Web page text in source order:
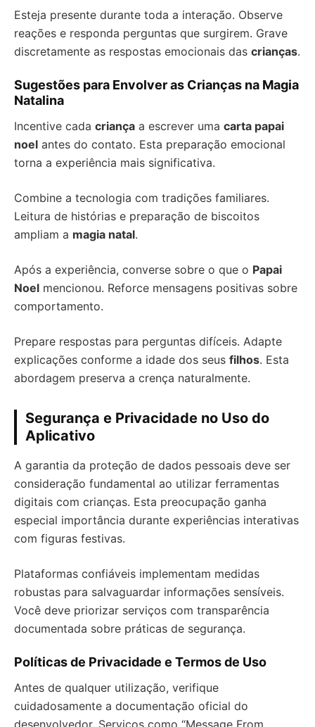
Esteja presente durante toda a interação. Observe
reações e responda perguntas que surgirem. Grave
discretamente as respostas emocionais das crianças.
Sugestões para Envolver as Crianças na Magia
Natalina
Incentive cada criança a escrever uma carta papai
noel antes do contato. Esta preparação emocional
torna a experiência mais significativa.
Combine a tecnologia com tradições familiares.
Leitura de histórias e preparação de biscoitos
ampliam a magia natal.
Após a experiência, converse sobre o que o Papai
Noel mencionou. Reforce mensagens positivas sobre
comportamento.
Prepare respostas para perguntas difíceis. Adapte
explicações conforme a idade dos seus filhos. Esta
abordagem preserva a crença naturalmente.
Segurança e Privacidade no Uso do
Aplicativo
A garantia da proteção de dados pessoais deve ser
consideração fundamental ao utilizar ferramentas
digitais com crianças. Esta preocupação ganha
especial importância durante experiências interativas
com figuras festivas.
Plataformas confiáveis implementam medidas
robustas para salvaguardar informações sensíveis.
Você deve priorizar serviços com transparência
documentada sobre práticas de segurança.
Políticas de Privacidade e Termos de Uso
Antes de qualquer utilização, verifique
cuidadosamente a documentação oficial do
desenvolvedor. Serviços como “Message From